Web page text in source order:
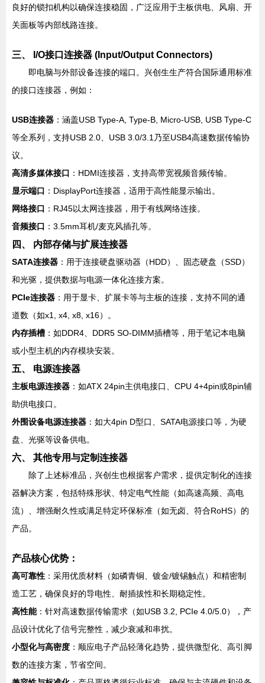
良好的锁扣机构以确保连接稳固，广泛应用于主板供电、风扇、开
关面板等内部线路连接。
三、 I/O接口连接器 (Input/Output Connectors)
即电脑与外部设备连接的端口。兴创生生产符合国际通用标准
的接口连接器，例如：
USB连接器 ：涵盖USB Type-A, Type-B, Micro-USB, USB Type-C
等全系列，支持USB 2.0、USB 3.0/3.1乃至USB4高速数据传输协
议。
高清多媒体接口 ：HDMI连接器，支持高带宽视频音频传输。
显示端口 ：DisplayPort连接器，适用于高性能显示输出。
网络接口 ：RJ45以太网连接器，用于有线网络连接。
音频接口 ：3.5mm耳机/麦克风插孔等。
四、 内部存储与扩展连接器
SATA连接器 ：用于连接硬盘驱动器（HDD）、固态硬盘（SSD）
和光驱，提供数据与电源一体化连接方案。
PCIe连接器 ：用于显卡、扩展卡等与主板的连接，支持不同的通
道数（如x1, x4, x8, x16）。
内存插槽 ：如DDR4、DDR5 SO-DIMM插槽等，用于笔记本电脑
或小型主机的内存模块安装。
五、 电源连接器
主板电源连接器 ：如ATX 24pin主供电接口、CPU 4+4pin或8pin辅
助供电接口。
外围设备电源连接器 ：如大4pin D型口、SATA电源接口等，为硬
盘、光驱等设备供电。
六、 其他专用与定制连接器
除了上述标准品，兴创生也根据客户需求，提供定制化的连接
器解决方案，包括特殊形状、特定电气性能（如高速高频、高电
流）、增强耐久性或满足特定环保标准（如无卤、符合RoHS）的
产品。
产品核心优势：
高可靠性 ：采用优质材料（如磷青铜、镀金/镀锡触点）和精密制
造工艺，确保良好的导电性、耐插拔性和长期稳定性。
高性能：针对高速数据传输需求（如USB 3.2, PCIe 4.0/5.0），产
品设计优化了信号完整性，减少衰减和串扰。
小型化与高密度 ：顺应电子产品轻薄化趋势，提供微型化、高引脚
数的连接方案，节省空间。